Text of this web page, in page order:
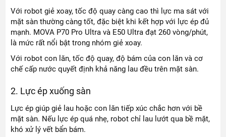
Với robot giẻ xoay, tốc độ quay càng cao thì lực ma sát với
mặt sàn thường càng tốt, đặc biệt khi kết hợp với lực ép đủ
mạnh. MOVA P70 Pro Ultra và E50 Ultra đạt 260 vòng/phút,
là mức rất nổi bật trong nhóm giẻ xoay.
Với robot con lăn, tốc độ quay, độ bám của con lăn và cơ
chế cấp nước quyết định khả năng lau đều trên mặt sàn.
2. Lực ép xuống sàn
Lực ép giúp giẻ lau hoặc con lăn tiếp xúc chắc hơn với bề
mặt sàn. Nếu lực ép quá nhẹ, robot chỉ lau lướt qua bề mặt,
khó xử lý vết bẩn bám.